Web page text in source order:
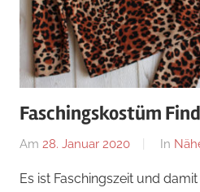
Faschingskostüm
Am 28. Januar 2020
Von
In
Es ist Faschingszeit und